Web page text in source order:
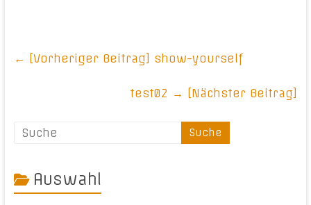
← [Vorheriger Beitrag] show-yourself
test02 → [Nächster Beitrag]
Auswahl